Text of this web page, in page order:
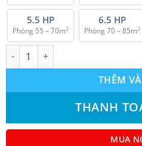
5.5 HP
Phòng 55 – 70m2
6.5 HP
Phòng 70 – 85m2
Máy lạnh âm trần Reetech
THÊM
THANH
MUA